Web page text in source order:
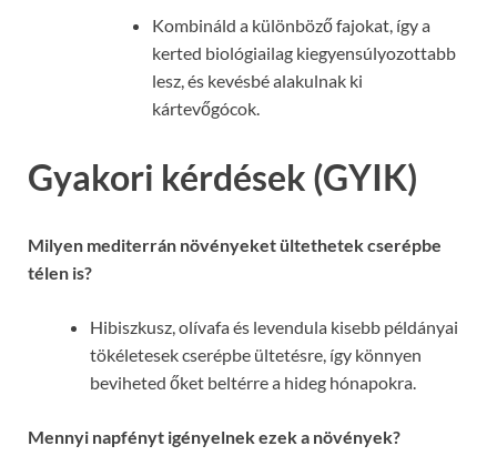
Kombináld a különböző fajokat, így a
kerted biológiailag kiegyensúlyozottabb
lesz, és kevésbé alakulnak ki
kártevőgócok.
Gyakori kérdések (GYIK)
Milyen mediterrán növényeket ültethetek cserépbe
télen is?
Hibiszkusz, olívafa és levendula kisebb példányai
tökéletesek cserépbe ültetésre, így könnyen
beviheted őket beltérre a hideg hónapokra.
Mennyi napfényt igényelnek ezek a növények?